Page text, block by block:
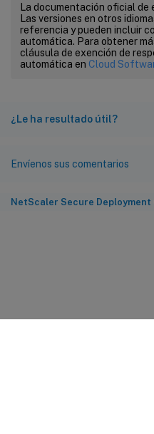
La documentación oficial
Las versiones en otros
referencia y pueden incluir
automática. Para obtener
cláusula de exención de
automática en Cloud
¿Le ha resultado útil?
Envíenos sus comentarios
NetScaler Secure Deployment